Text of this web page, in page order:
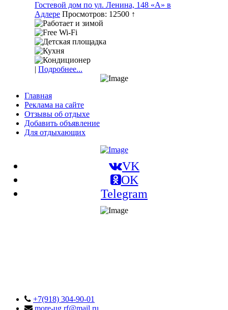
Гостевой дом по ул. Ленина, 148 «А» в
Адлере Просмотров: 12500 ↑
| Подробнее...
Главная
Реклама на сайте
Отзывы об отдыхе
Добавить объявление
Для отдыхающих
VK
OK
Telegram
+7(918) 304-90-01
more-ug.rf@mail.ru